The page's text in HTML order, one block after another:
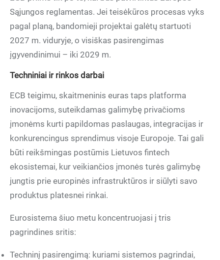
Sąjungos reglamentas. Jei teisėkūros procesas vyks
pagal planą, bandomieji projektai galėtų startuoti
2027 m. viduryje, o visiškas pasirengimas
įgyvendinimui – iki 2029 m.
Techniniai ir rinkos darbai
ECB teigimu, skaitmeninis euras taps platforma
inovacijoms, suteikdamas galimybę privačioms
įmonėms kurti papildomas paslaugas, integracijas ir
konkurencingus sprendimus visoje Europoje. Tai gali
būti reikšmingas postūmis Lietuvos fintech
ekosistemai, kur veikiančios įmonės turės galimybę
jungtis prie europinės infrastruktūros ir siūlyti savo
produktus platesnei rinkai.
Eurosistema šiuo metu koncentruojasi į tris
pagrindines sritis:
Techninį pasirengimą: kuriami sistemos pagrindai,